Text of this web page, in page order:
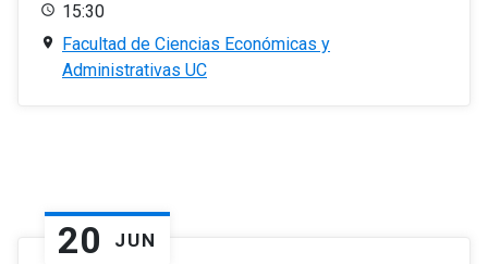
15:30
Facultad de Ciencias Económicas y
Administrativas UC
20 JUN